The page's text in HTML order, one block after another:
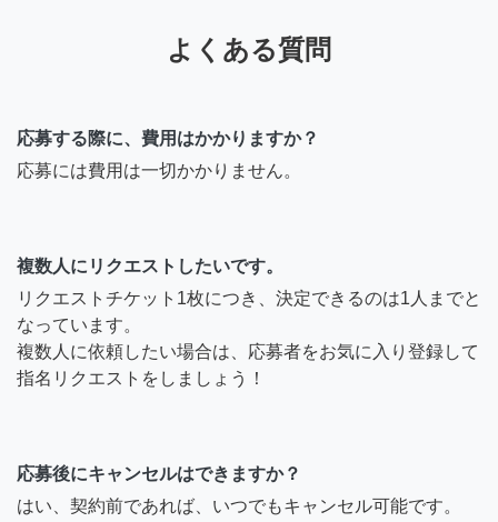
よくある質問
応募する際に、費用はかかりますか？
応募には費用は一切かかりません。
複数人にリクエストしたいです。
リクエストチケット1枚につき、決定できるのは1人までと
なっています。
複数人に依頼したい場合は、応募者をお気に入り登録して
指名リクエストをしましょう！
応募後にキャンセルはできますか？
はい、契約前であれば、いつでもキャンセル可能です。